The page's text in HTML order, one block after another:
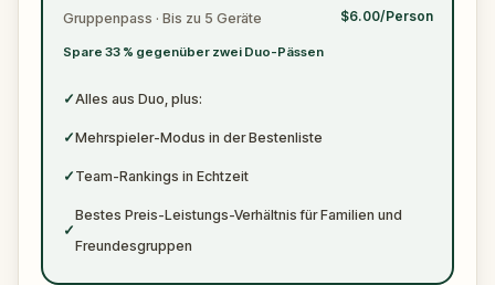
Gruppenpass · Bis zu 5 Geräte
Spare 33 % gegenüber zwei Duo-Pässen
$6.00/Person
✓Alles aus Duo, plus:
✓Mehrspieler-Modus in der Bestenliste
✓ Team-Rankings in Echtzeit
✓
Bestes Preis-Leistungs-Verhältnis für Familien und
Freundesgruppen